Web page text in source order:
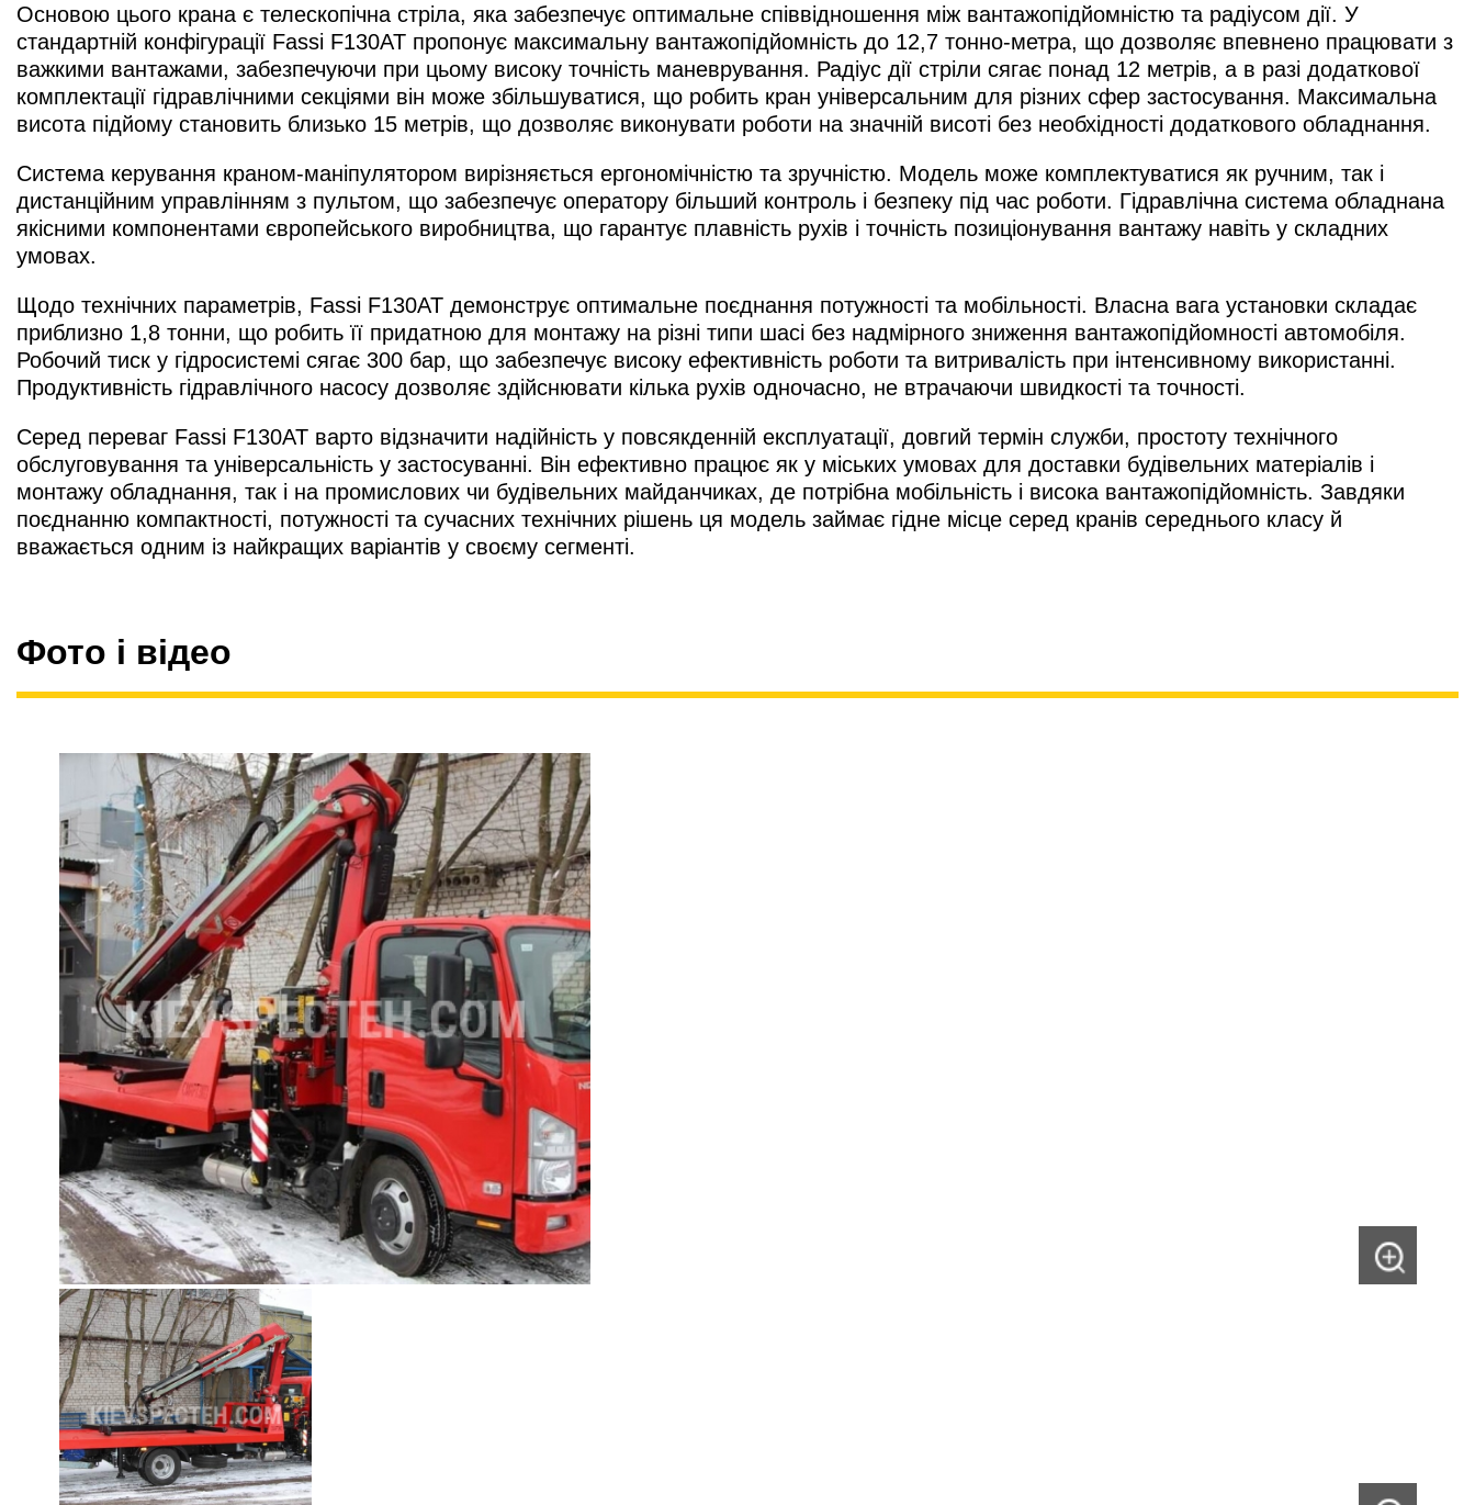
Основою цього крана є телескопічна стріла, яка забезпечує оптимальне співвідношення між вантажопідйомністю та радіусом дії. У
стандартній конфігурації Fassi F130AT пропонує максимальну вантажопідйомність до 12,7 тонно-метра, що дозволяє впевнено працювати з
важкими вантажами, забезпечуючи при цьому високу точність маневрування. Радіус дії стріли сягає понад 12 метрів, а в разі додаткової
комплектації гідравлічними секціями він може збільшуватися, що робить кран універсальним для різних сфер застосування. Максимальна
висота підйому становить близько 15 метрів, що дозволяє виконувати роботи на значній висоті без необхідності додаткового обладнання.
Система керування краном-маніпулятором вирізняється ергономічністю та зручністю. Модель може комплектуватися як ручним, так і
дистанційним управлінням з пультом, що забезпечує оператору більший контроль і безпеку під час роботи. Гідравлічна система обладнана
якісними компонентами європейського виробництва, що гарантує плавність рухів і точність позиціонування вантажу навіть у складних
умовах.
Щодо технічних параметрів, Fassi F130AT демонструє оптимальне поєднання потужності та мобільності. Власна вага установки складає
приблизно 1,8 тонни, що робить її придатною для монтажу на різні типи шасі без надмірного зниження вантажопідйомності автомобіля.
Робочий тиск у гідросистемі сягає 300 бар, що забезпечує високу ефективність роботи та витривалість при інтенсивному використанні.
Продуктивність гідравлічного насосу дозволяє здійснювати кілька рухів одночасно, не втрачаючи швидкості та точності.
Серед переваг Fassi F130AT варто відзначити надійність у повсякденній експлуатації, довгий термін служби, простоту технічного
обслуговування та універсальність у застосуванні. Він ефективно працює як у міських умовах для доставки будівельних матеріалів і
монтажу обладнання, так і на промислових чи будівельних майданчиках, де потрібна мобільність і висока вантажопідйомність. Завдяки
поєднанню компактності, потужності та сучасних технічних рішень ця модель займає гідне місце серед кранів середнього класу й
вважається одним із найкращих варіантів у своєму сегменті.
Фото і відео